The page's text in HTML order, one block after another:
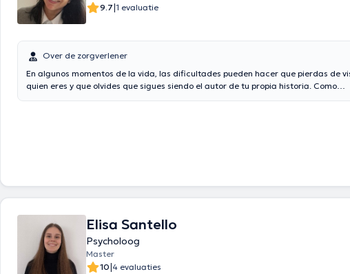
9.7|1 evaluatie
Over de zorgverlener
En algunos momentos de la vida, las dificultades pueden hacer que pierdas de
quien eres y que olvides que sigues siendo el autor de tu propia historia. Como
Elisa Santello
Psycholoog
Master
10|4 evaluaties